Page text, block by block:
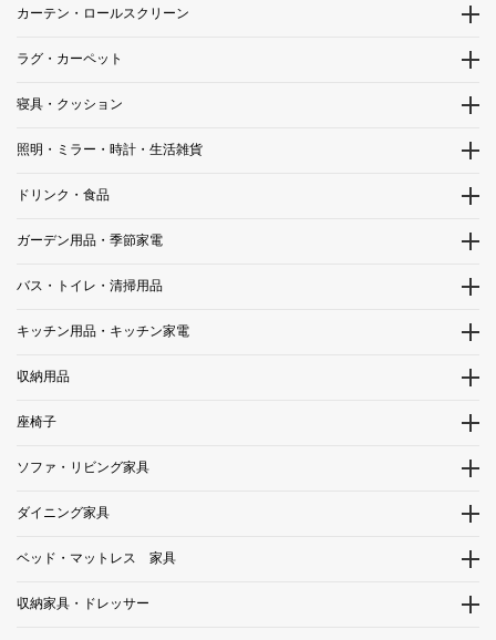
カーテン・ロールスクリーン
ラグ・カーペット
寝具・クッション
照明・ミラー・時計・生活雑貨
ドリンク・食品
ガーデン用品・季節家電
バス・トイレ・清掃用品
キッチン用品・キッチン家電
収納用品
座椅子
ソファ・リビング家具
ダイニング家具
ベッド・マットレス 家具
収納家具・ドレッサー